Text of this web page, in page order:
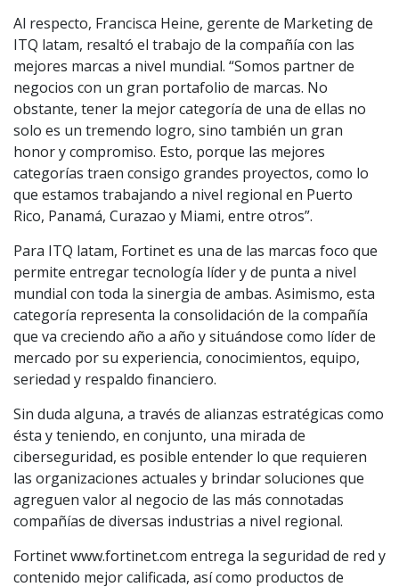
Al respecto, Francisca Heine, gerente de Marketing de
ITQ latam, resaltó el trabajo de la compañía con las
mejores marcas a nivel mundial. “Somos partner de
negocios con un gran portafolio de marcas. No
obstante, tener la mejor categoría de una de ellas no
solo es un tremendo logro, sino también un gran
honor y compromiso. Esto, porque las mejores
categorías traen consigo grandes proyectos, como lo
que estamos trabajando a nivel regional en Puerto
Rico, Panamá, Curazao y Miami, entre otros”.
Para ITQ latam, Fortinet es una de las marcas foco que
permite entregar tecnología líder y de punta a nivel
mundial con toda la sinergia de ambas. Asimismo, esta
categoría representa la consolidación de la compañía
que va creciendo año a año y situándose como líder de
mercado por su experiencia, conocimientos, equipo,
seriedad y respaldo financiero.
Sin duda alguna, a través de alianzas estratégicas como
ésta y teniendo, en conjunto, una mirada de
ciberseguridad, es posible entender lo que requieren
las organizaciones actuales y brindar soluciones que
agreguen valor al negocio de las más connotadas
compañías de diversas industrias a nivel regional.
Fortinet www.fortinet.com entrega la seguridad de red y
contenido mejor calificada, así como productos de